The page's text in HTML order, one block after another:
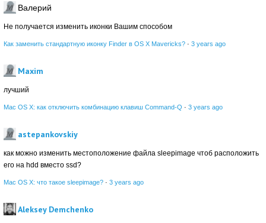
Валерий
Не получается изменить иконки Вашим способом
Как заменить стандартную иконку Finder в OS X Mavericks? · 3 years ago
Maxim
лучший
Mac OS X: как отключить комбинацию клавиш Command-Q · 3 years ago
astepankovskiy
как можно изменить местоположение файла sleepimage чтоб расположить
его на hdd вместо ssd?
Mac OS X: что такое sleepimage? · 3 years ago
Aleksey Demchenko